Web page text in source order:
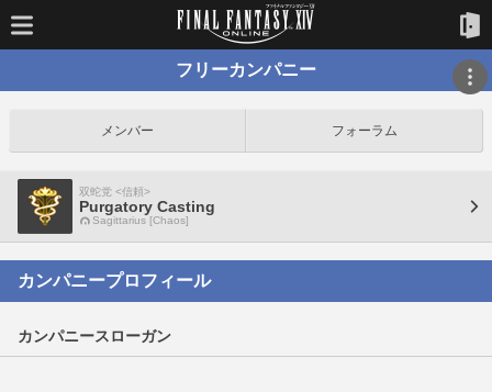
フリーカンパニー
メンバー フォーラム
双蛇党 <信頼>
Purgatory Casting
Sagittarius [Chaos]
カンパニープロフィール
カンパニースローガン